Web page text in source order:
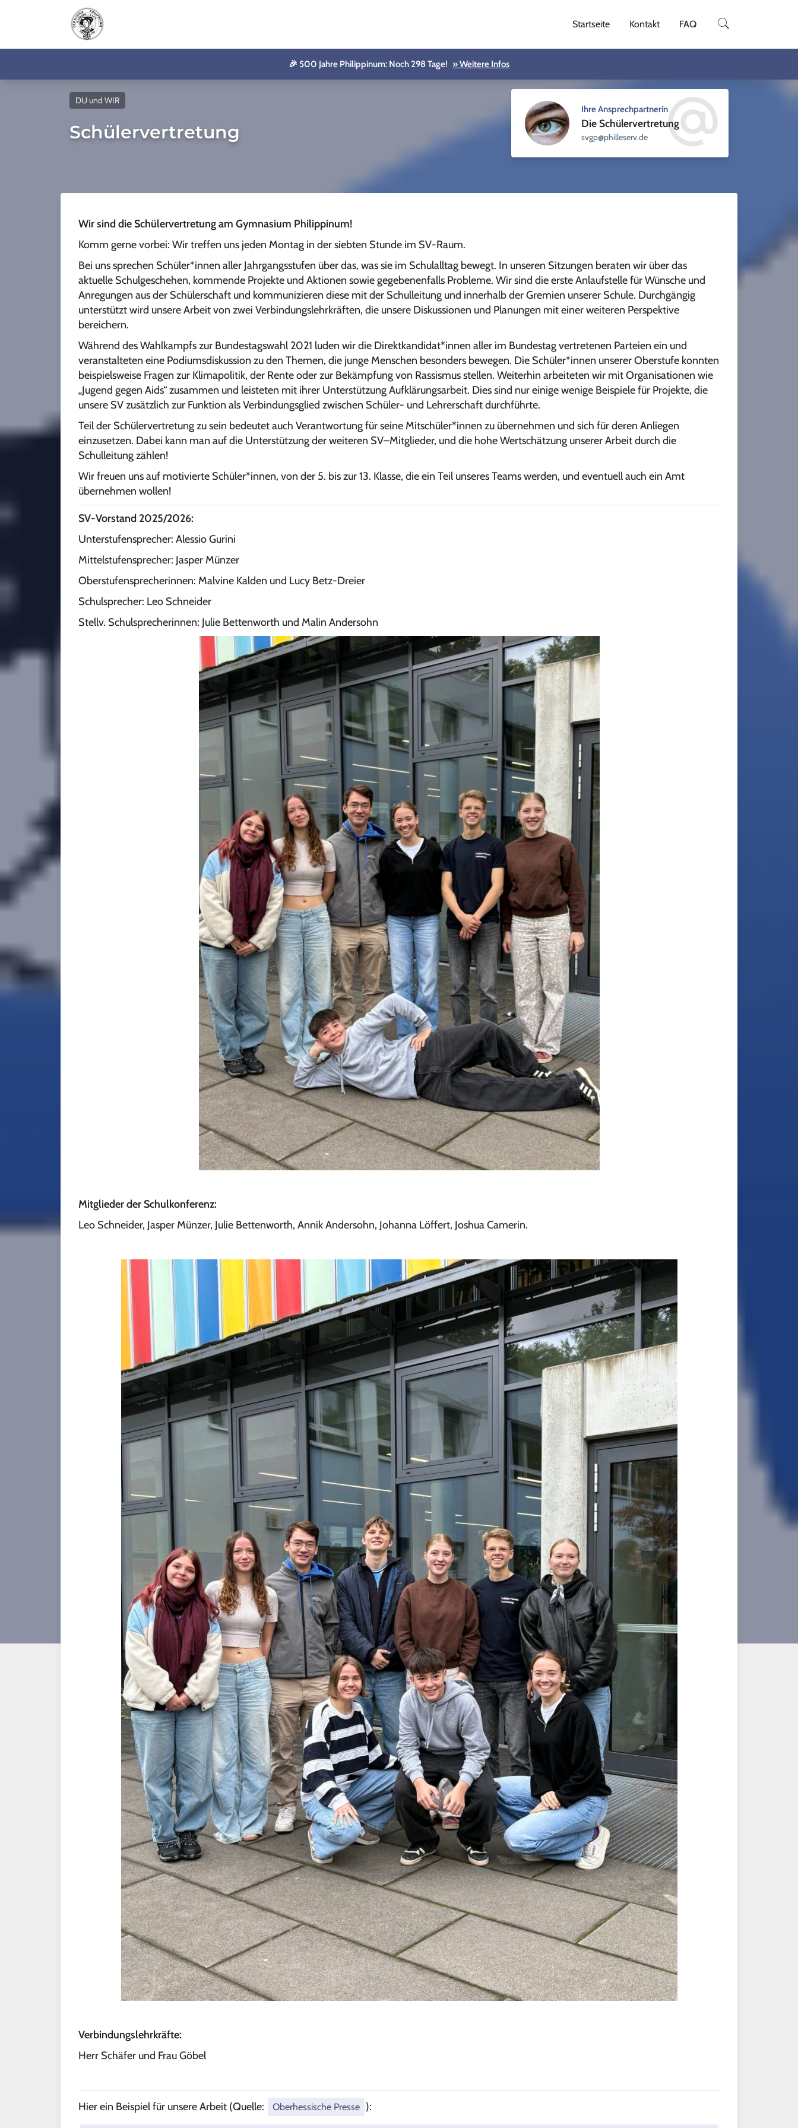
Startseite Kontakt FAQ
🎉 500 Jahre Philippinum: Noch 298 Tage! » Weitere Infos
DU und WIR
Schülervertretung
Ihre Ansprechpartnerin
Die Schülervertretung
ed.vre
sellihp@pgvs
Wir sind die Schülervertretung am Gymnasium Philippinum!
Komm gerne vorbei: Wir treffen uns jeden Montag in der siebten Stunde im SV-Raum.
Bei uns sprechen Schüler*innen aller Jahrgangsstufen über das, was sie im Schulalltag bewegt. In unseren Sitzungen beraten wir über das
aktuelle Schulgeschehen, kommende Projekte und Aktionen sowie gegebenenfalls Probleme. Wir sind die erste Anlaufstelle für Wünsche und
Anregungen aus der Schülerschaft und kommunizieren diese mit der Schulleitung und innerhalb der Gremien unserer Schule. Durchgängig
unterstützt wird unsere Arbeit von zwei Verbindungslehrkräften, die unsere Diskussionen und Planungen mit einer weiteren Perspektive
bereichern.
Während des Wahlkampfs zur Bundestagswahl 2021 luden wir die Direktkandidat*innen aller im Bundestag vertretenen Parteien ein und
veranstalteten eine Podiumsdiskussion zu den Themen, die junge Menschen besonders bewegen. Die Schüler*innen unserer Oberstufe konnten
beispielsweise Fragen zur Klimapolitik, der Rente oder zur Bekämpfung von Rassismus stellen. Weiterhin arbeiteten wir mit Organisationen wie
„Jugend gegen Aids“ zusammen und leisteten mit ihrer Unterstützung Aufklärungsarbeit. Dies sind nur einige wenige Beispiele für Projekte, die
unsere SV zusätzlich zur Funktion als Verbindungsglied zwischen Schüler- und Lehrerschaft durchführte.
Teil der Schülervertretung zu sein bedeutet auch Verantwortung für seine Mitschüler*innen zu übernehmen und sich für deren Anliegen
einzusetzen. Dabei kann man auf die Unterstützung der weiteren SV–Mitglieder, und die hohe Wertschätzung unserer Arbeit durch die
Schulleitung zählen!
Wir freuen uns auf motivierte Schüler*innen, von der 5. bis zur 13. Klasse, die ein Teil unseres Teams werden, und eventuell auch ein Amt
übernehmen wollen!
SV-Vorstand 2025/2026:
Unterstufensprecher: Alessio Gurini
Mittelstufensprecher: Jasper Münzer
Oberstufensprecherinnen: Malvine Kalden und Lucy Betz-Dreier
Schulsprecher: Leo Schneider
Stellv. Schulsprecherinnen: Julie Bettenworth und Malin Andersohn
Mitglieder der Schulkonferenz:
Leo Schneider, Jasper Münzer, Julie Bettenworth, Annik Andersohn, Johanna Löffert, Joshua Camerin.
Verbindungslehrkräfte:
Herr Schäfer und Frau Göbel
Hier ein Beispiel für unsere Arbeit (Quelle: Oberhessische Presse ):